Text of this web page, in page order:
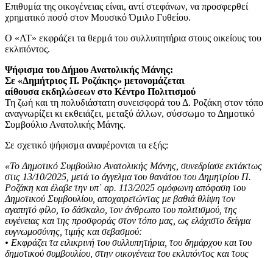
Επιθυμία της οικογένειας είναι, αντί στεφάνων, να προσφερθεί
χρηματικό ποσό στον Μουσικό Όμιλο Γυθείου.
Ο «ΛΤ» εκφράζει τα θερμά του συλλυπητήρια στους οικείους του
εκλιπόντος.
Ψήφισμα του Δήμου Ανατολικής Μάνης:
Σε «Δημήτριος Π. Ροζάκης» μετονομάζεται
αίθουσα εκδηλώσεων στο Κέντρο Πολιτισμού
Τη ζωή και τη πολυδιάστατη συνεισφορά του Δ. Ροζάκη στον τόπο
αναγνωρίζει κι εκθειάζει, μεταξύ άλλων, σύσσωμο το Δημοτικό
Συμβούλιο Ανατολικής Μάνης.
Σε σχετικό ψήφισμα αναφέρονται τα εξής:
«Το Δημοτικό Συμβούλιο Ανατολικής Μάνης, συνεδρίασε εκτάκτως
στις 13/10/2025, μετά το άγγελμα του θανάτου του Δημητρίου Π.
Ροζάκη και έλαβε την υπ΄ αρ. 113/2025 ομόφωνη απόφαση του
Δημοτικού Συμβουλίου, αποχαιρετώντας με βαθιά θλίψη τον
αγαπητό φίλο, το δάσκαλο, τον άνθρωπο του πολιτισμού, της
ευγένειας και της προσφοράς στον τόπο μας, ως ελάχιστο δείγμα
ευγνωμοσύνης, τιμής και σεβασμού:
• Εκφράζει τα ειλικρινή του συλλυπητήρια, του δημάρχου και του
δημοτικού συμβουλίου, στην οικογένεια του εκλιπόντος και τους